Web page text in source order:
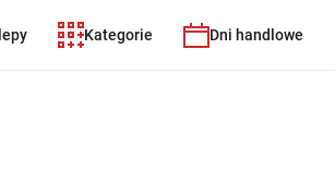
Kategorie Dni handlowe
Auchan jest